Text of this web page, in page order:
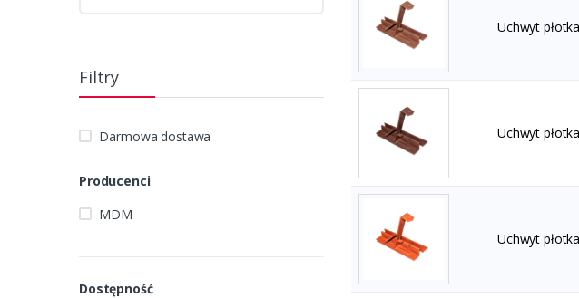
Filtry
Darmowa dostawa
Producenci
MDM
Dostępność
Uchwyt
Uchwyt
Uchwyt